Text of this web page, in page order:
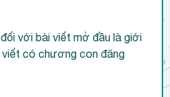
với bài viết mở đầu là giới
có chương con đăng